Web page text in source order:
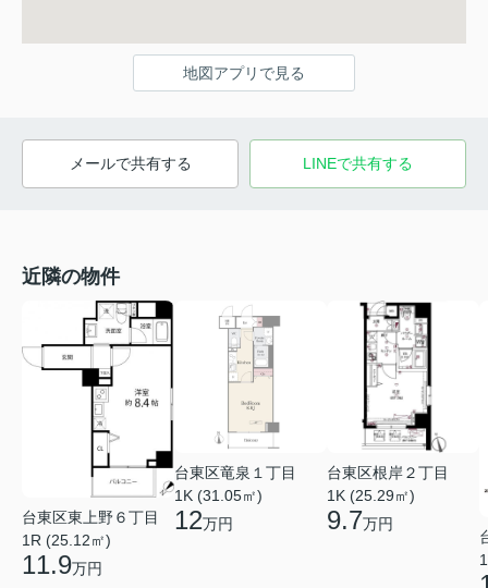
地図アプリで見る
メールで共有する LINEで共有する
近隣の物件
台東区東上野６丁目
1R (25.12㎡)
11.9万円
台東区竜泉１丁目
1K (31.05㎡)
12万円
台東区根岸２丁目
1K (25.29㎡)
9.7万円